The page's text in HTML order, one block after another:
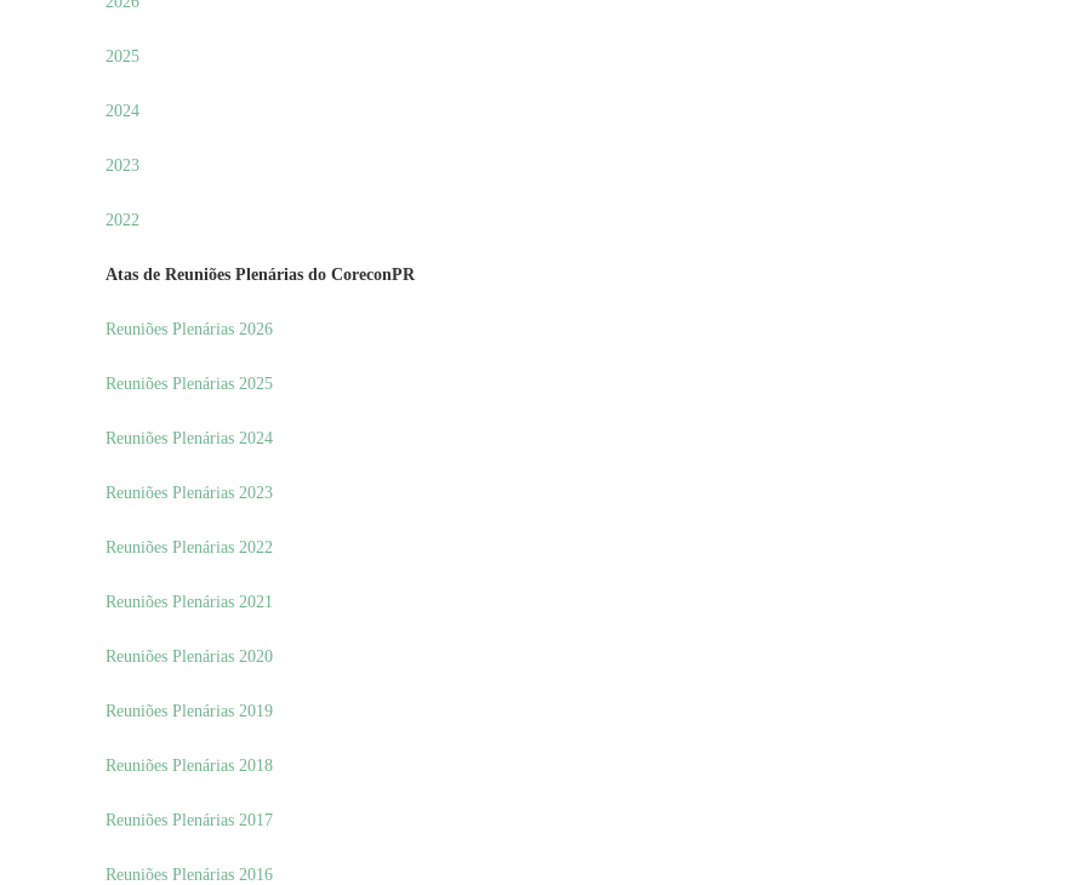
2025
2024
2023
2022
Atas de Reuniões Plenárias do CoreconPR
Reuniões Plenárias 2026
Reuniões Plenárias 2025
Reuniões Plenárias 2024
Reuniões Plenárias 2023
Reuniões Plenárias 2022
Reuniões Plenárias 2021
Reuniões Plenárias 2020
Reuniões Plenárias 2019
Reuniões Plenárias 2018
Reuniões Plenárias 2017
Reuniões Plenárias 2016